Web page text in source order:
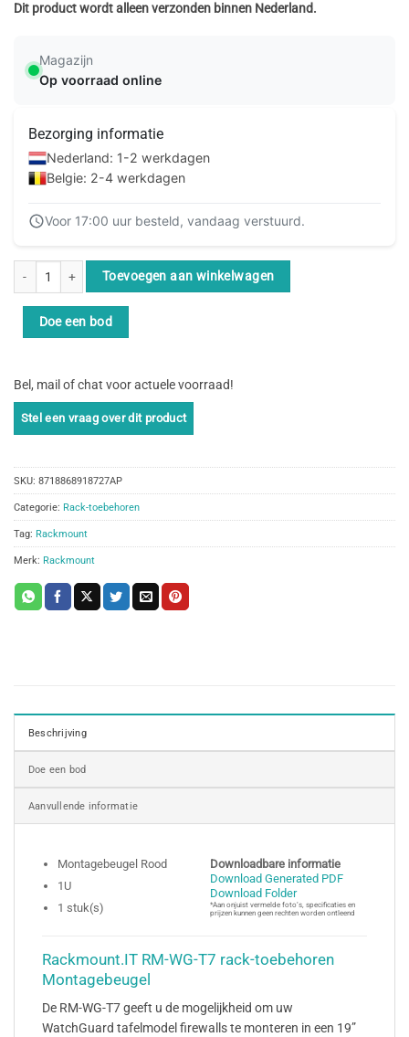
Dit product wordt alleen verzonden binnen Nederland.
Magazijn
Op voorraad online
Bezorging informatie
Nederland: 1-2 werkdagen
Belgie: 2-4 werkdagen
Voor 17:00 uur besteld, vandaag verstuurd.
Rackmount.IT RM-WG-T7 rack-toebehoren Montagebeugel aantal
Toevoegen aan winkelwagen
Doe een bod
Bel, mail of chat voor actuele voorraad!
SKU: 8718868918727AP
Categorie: Rack-toebehoren
Tag: Rackmount
Merk: Rackmount
Beschrijving
Doe een bod
Aanvullende informatie
Montagebeugel Rood
1U
1 stuk(s)
Downloadbare informatie
Download Generated PDF
Download Folder
*Aan onjuist vermelde foto’s, specificaties en
prijzen kunnen geen rechten worden ontleend
Rackmount.IT RM-WG-T7 rack-toebehoren
Montagebeugel
De RM-WG-T7 geeft u de mogelijkheid om uw
WatchGuard tafelmodel firewalls te monteren in een 19”